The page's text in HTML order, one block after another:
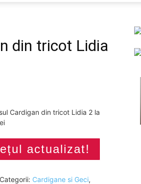
din tricot Lidia
Cardigan din tricot Lidia 2 la
actualizat!
Categorii: Cardigane si Geci,